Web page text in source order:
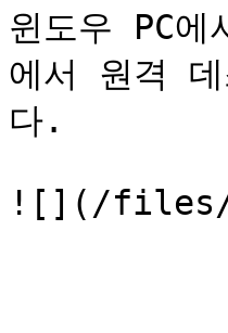
윈도우 PC
에서 원격
다.